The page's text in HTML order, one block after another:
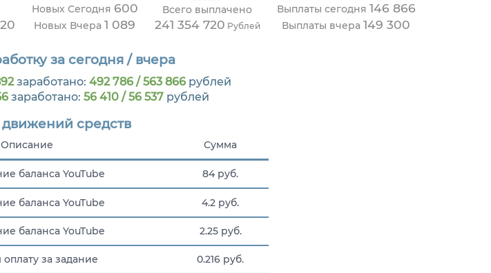
Новых Сегодня 600
Новых Вчера 1 089
Всего выплачено
241 354 720 Рублей
Выплаты сегодня 146 866
Выплаты вчера 149 300
за сегодня / вчера
заработано: 492 786 / 563 866 рублей
заработано: 56 410 / 56 537рублей
движений средств
Описание Сумма
баланса YouTube 84 руб.
баланса YouTube 4.2 руб.
баланса YouTube 2.25 руб.
за задание 0.216 руб.